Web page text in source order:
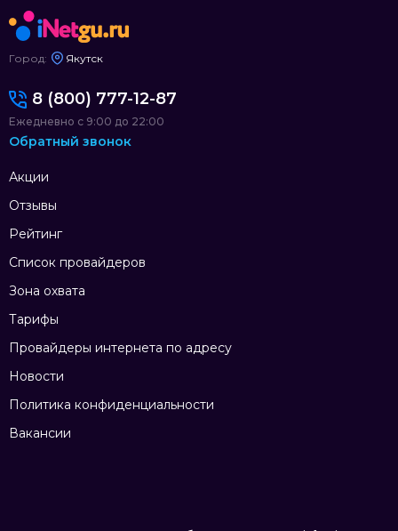
Город: Якутск
Акции
Отзывы
Рейтинг
Список провайдеров
Зона охвата
Тарифы
Провайдеры интернета по адресу
Новости
Политика конфиденциальности
Вакансии
8 (800) 777-12-87
Ежедневно с 9:00 до 22:00
Обратный звонок